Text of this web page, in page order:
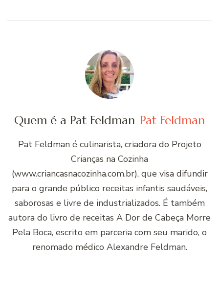
Quem é a Pat Feldman Pat Feldman
Pat Feldman é culinarista, criadora do Projeto
Crianças na Cozinha
(www.criancasnacozinha.com.br), que visa difundir
para o grande público receitas infantis saudáveis,
saborosas e livre de industrializados. É também
autora do livro de receitas A Dor de Cabeça Morre
Pela Boca, escrito em parceria com seu marido, o
renomado médico Alexandre Feldman.